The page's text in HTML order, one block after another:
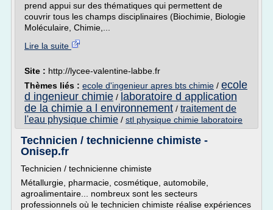
prend appui sur des thématiques qui permettent de
couvrir tous les champs disciplinaires (Biochimie, Biologie
Moléculaire, Chimie,...
Lire la suite
Site : http://lycee-valentine-labbe.fr
Thèmes liés : ecole d'ingenieur apres bts chimie / ecole
d ingenieur chimie / laboratoire d application
de la chimie a l environnement / traitement de
l'eau physique chimie / stl physique chimie laboratoire
Technicien / technicienne chimiste -
Onisep.fr
Technicien / technicienne chimiste
Métallurgie, pharmacie, cosmétique, automobile,
agroalimentaire... nombreux sont les secteurs
professionnels où le technicien chimiste réalise expériences